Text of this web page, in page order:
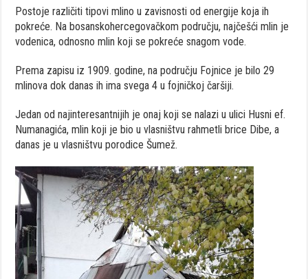
Postoje različiti tipovi mlino u zavisnosti od energije koja ih
pokreće. Na bosanskohercegovačkom području, najčešći mlin je
vodenica, odnosno mlin koji se pokreće snagom vode.
Prema zapisu iz 1909. godine, na području Fojnice je bilo 29
mlinova dok danas ih ima svega 4 u fojničkoj čaršiji.
Jedan od najinteresantnijih je onaj koji se nalazi u ulici Husni ef.
Numanagića, mlin koji je bio u vlasništvu rahmetli brice Dibe, a
danas je u vlasništvu porodice Šumež.